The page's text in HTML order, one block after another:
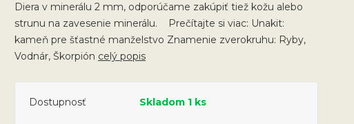
Diera v minerálu 2 mm, odporúčame zakúpiť tiež kožu alebo
strunu na zavesenie minerálu. Prečítajte si viac: Unakit:
kameň pre šťastné manželstvo Znamenie zverokruhu: Ryby,
Vodnár, Škorpión celý popis
Dostupnosť Skladom 1 ks